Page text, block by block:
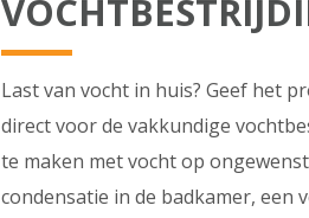
Last van vocht in huis? Geef het
direct voor de vakkundige
te maken met vocht op
condensatie in de badkamer, een